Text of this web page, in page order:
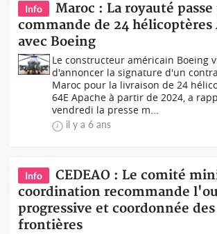
Info
Maroc : La royauté passe
commande de 24 hélicoptères
avec Boeing
Le constructeur américain Boeing
d'annoncer la signature d'un
Maroc pour la livraison de 24
64E Apache à partir de 2024, a
vendredi la presse m...
il y a 6 ans
Info
CEDEAO : Le comité
coordination recommande
progressive et coordonnée des
frontières